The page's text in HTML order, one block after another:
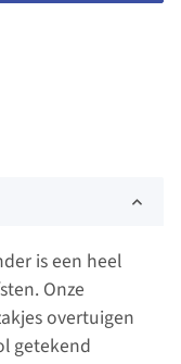
is een heel
Onze
overtuigen
getekend